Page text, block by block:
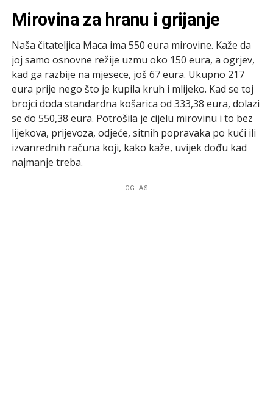
Mirovina za hranu i grijanje
Naša čitateljica Maca ima 550 eura mirovine. Kaže da
joj samo osnovne režije uzmu oko 150 eura, a ogrjev,
kad ga razbije na mjesece, još 67 eura. Ukupno 217
eura prije nego što je kupila kruh i mlijeko. Kad se toj
brojci doda standardna košarica od 333,38 eura, dolazi
se do 550,38 eura. Potrošila je cijelu mirovinu i to bez
lijekova, prijevoza, odjeće, sitnih popravaka po kući ili
izvanrednih računa koji, kako kaže, uvijek dođu kad
najmanje treba.
OGLAS